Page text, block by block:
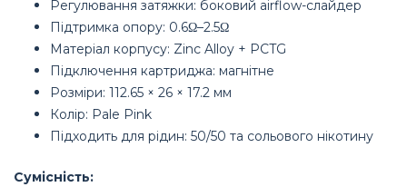
Регулювання затяжки: боковий airflow-слайдер
Підтримка опору: 0.6Ω–2.5Ω
Матеріал корпусу: Zinc Alloy + PCTG
Підключення картриджа: магнітне
Розміри: 112.65 × 26 × 17.2 мм
Колір: Pale Pink
Підходить для рідин: 50/50 та сольового нікотину
Сумісність: